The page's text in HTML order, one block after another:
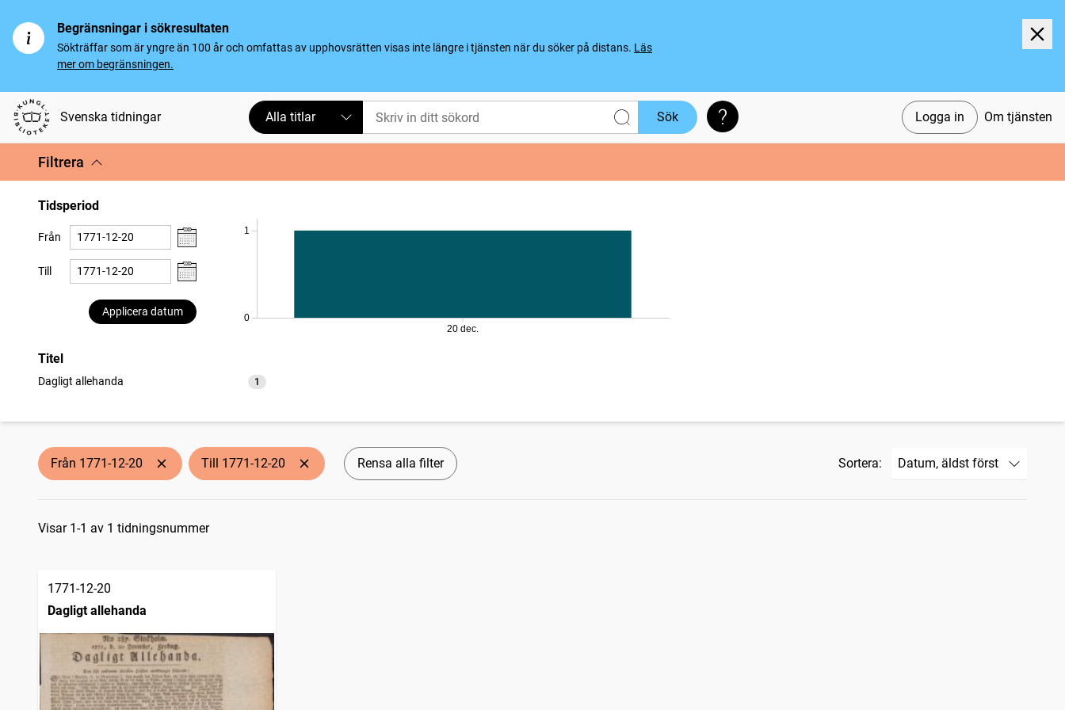
Begränsningar i sökresultaten
Sökträffar som är yngre än 100 år och omfattas av upphovsrätten visas inte längre i tjänsten när du söker på distans. Läs
mer om begränsningen.
Svenska tidningar Logga in Om tjänsten
Alla titlar Sök Söktips
Filtrera
Tidsperiod
Från
Till
Applicera datum
0
1
20 dec.
Titel
Dagligt allehanda 1
träffar
Från 1771-12-20 Till 1771-12-20 Rensa alla filter Sortera:
Sökresultat
Visar 1-1 av 1 tidningsnummer
1771-12-20
Dagligt allehanda